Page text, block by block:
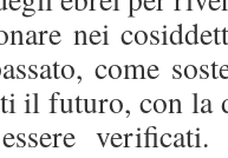
nei
come
il futuro, con la